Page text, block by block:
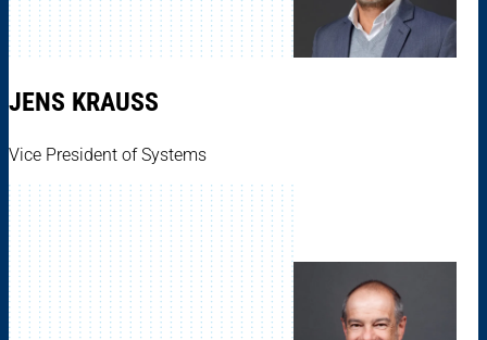
JENS KRAUSS
Vice President of Systems